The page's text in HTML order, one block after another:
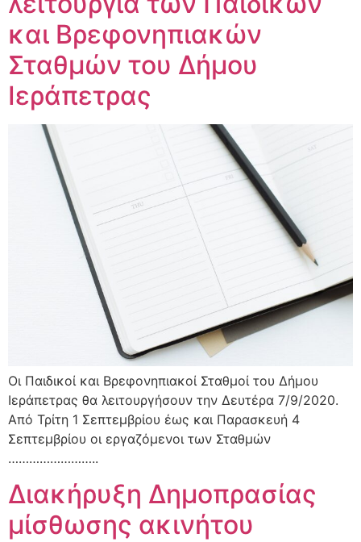
και Βρεφονηπιακών
Σταθμών του Δήμου
Ιεράπετρας
Οι Παιδικοί και Βρεφονηπιακοί Σταθμοί του Δήμου
Ιεράπετρας θα λειτουργήσουν την Δευτέρα 7/9/2020.
Από Τρίτη 1 Σεπτεμβρίου έως και Παρασκευή 4
Σεπτεμβρίου οι εργαζόμενοι των Σταθμών
……………………..
Διακήρυξη Δημοπρασίας
μίσθωσης ακινήτου